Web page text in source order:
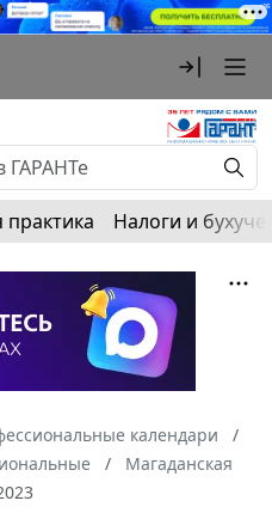
практика Налоги и
календари
Магаданская